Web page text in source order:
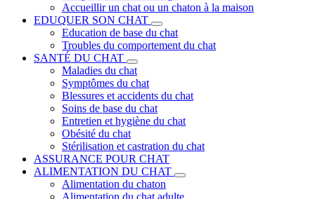
Accueillir un chat ou un chaton à la maison
EDUQUER SON CHAT
Education de base du chat
Troubles du comportement du chat
SANTÉ DU CHAT
Maladies du chat
Symptômes du chat
Blessures et accidents du chat
Soins de base du chat
Entretien et hygiène du chat
Obésité du chat
Stérilisation et castration du chat
ASSURANCE POUR CHAT
ALIMENTATION DU CHAT
Alimentation du chaton
Alimentation du chat adulte